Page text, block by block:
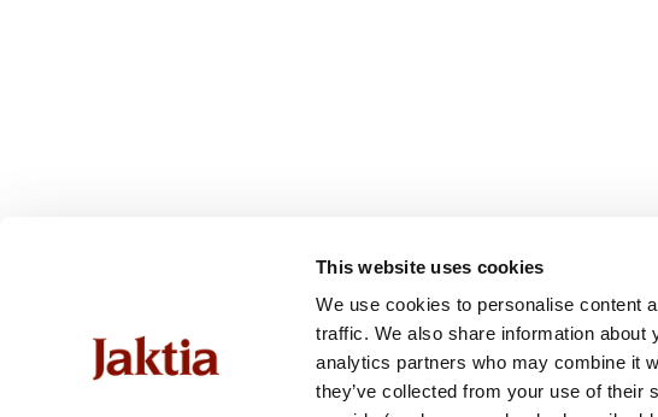
This website uses cookies
We use cookies to personalise content
traffic. We also share information
analytics partners who may combine it
they’ve collected from your use of